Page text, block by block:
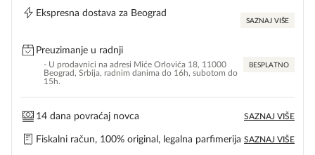
Ekspresna dostava za Beograd
SAZNAJ VIŠE
Preuzimanje u radnji
- U prodavnici na adresi Miće Orlovića 18, 11000
Beograd, Srbija, radnim danima do 16h, subotom do
15h.
BESPLATNO
14 dana povraćaj novca SAZNAJ VIŠE
Fiskalni račun, 100% original, legalna parfimerija SAZNAJ VIŠE